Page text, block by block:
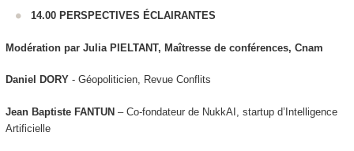
14.00 PERSPECTIVES ÉCLAIRANTES
Modération par Julia PIELTANT, Maîtresse de conférences, Cnam
Daniel DORY- Géopoliticien, Revue Conflits
Jean Baptiste FANTUN – Co-fondateur de NukkAI, startup d’Intelligence
Artificielle